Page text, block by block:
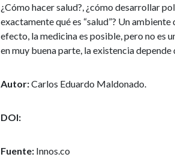
¿Cómo hacer salud?, ¿cómo desarrollar
exactamente qué es “salud”? Un
efecto, la medicina es posible, pero no es
en muy buena parte, la existencia depende
Autor:Carlos Eduardo Maldonado.
DOI:
Fuente: Innos.co